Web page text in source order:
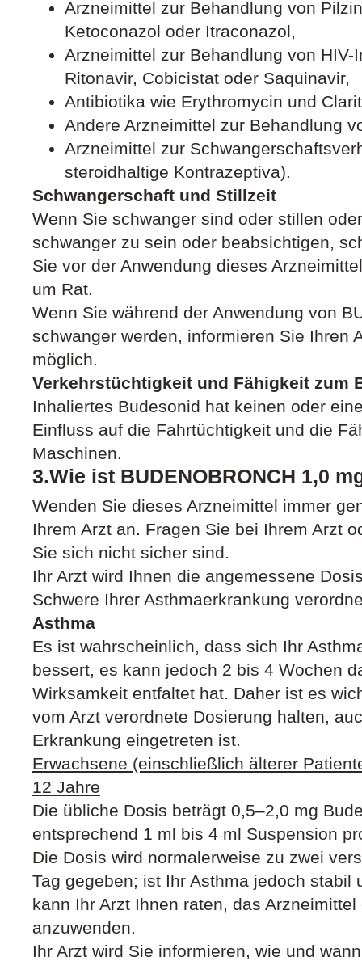
Arzneimittel zur Behandlung von
Ketoconazol oder Itraconazol,
Arzneimittel zur Behandlung von HIV-
Ritonavir, Cobicistat oder Saquinavir,
Antibiotika wie Erythromycin und
Andere Arzneimittel zur Behandlung
Arzneimittel zur
steroidhaltige Kontrazeptiva).
Schwangerschaft und Stillzeit
Wenn Sie schwanger sind oder stillen
schwanger zu sein oder beabsichtigen,
Sie vor der Anwendung dieses
um Rat.
Wenn Sie während der Anwendung von
schwanger werden, informieren Sie Ihren
möglich.
Verkehrstüchtigkeit und Fähigkeit zum
Inhaliertes Budesonid hat keinen oder
Einfluss auf die Fahrtüchtigkeit und die
Maschinen.
3.Wie ist BUDENOBRONCH 1,0
Wenden Sie dieses Arzneimittel immer
Ihrem Arzt an. Fragen Sie bei Ihrem Arzt
Sie sich nicht sicher sind.
Ihr Arzt wird Ihnen die angemessene
Schwere Ihrer Asthmaerkrankung
Asthma
Es ist wahrscheinlich, dass sich Ihr
bessert, es kann jedoch 2 bis 4 Wochen
Wirksamkeit entfaltet hat. Daher ist es
vom Arzt verordnete Dosierung halten,
Erkrankung eingetreten ist.
Erwachsene (einschließlich älterer
12 Jahre
Die übliche Dosis beträgt 0,5–2,0 mg
entsprechend 1 ml bis 4 ml Suspension
Die Dosis wird normalerweise zu zwei
Tag gegeben; ist Ihr Asthma jedoch stabil
kann Ihr Arzt Ihnen raten, das
anzuwenden.
Ihr Arzt wird Sie informieren, wie und